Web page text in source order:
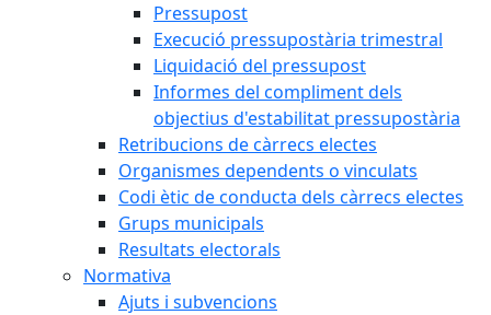
Pressupost
Execució pressupostària trimestral
Liquidació del pressupost
Informes del compliment dels
objectius d'estabilitat pressupostària
Retribucions de càrrecs electes
Organismes dependents o vinculats
Codi ètic de conducta dels càrrecs electes
Grups municipals
Resultats electorals
Normativa
Ajuts i subvencions